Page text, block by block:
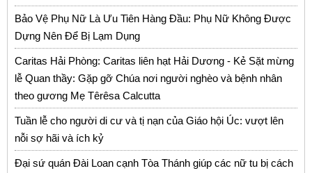
Bảo Vệ Phụ Nữ Là Ưu Tiên Hàng Đầu: Phụ Nữ Không Được
Dựng Nên Để Bị Lạm Dụng
Caritas Hải Phòng: Caritas liên hạt Hải Dương - Kẻ Sặt mừng
lễ Quan thầy: Gặp gỡ Chúa nơi người nghèo và bệnh nhân
theo gương Mẹ Têrêsa Calcutta
Tuần lễ cho người di cư và tị nạn của Giáo hội Úc: vượt lên
nỗi sợ hãi và ích kỷ
Đại sứ quán Đài Loan cạnh Tòa Thánh giúp các nữ tu bị cách